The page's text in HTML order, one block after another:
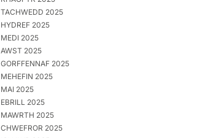
TACHWEDD 2025
HYDREF 2025
MEDI 2025
AWST 2025
GORFFENNAF 2025
MEHEFIN 2025
MAI 2025
EBRILL 2025
MAWRTH 2025
CHWEFROR 2025